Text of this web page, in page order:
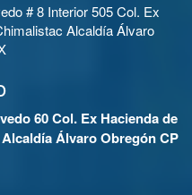
# 8 Interior 505 Col. Ex
Alcaldía Álvaro
60 Col. Ex Hacienda de
Álvaro Obregón CP